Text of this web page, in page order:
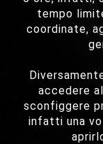
tempo
coordinate,
accedere
sconfiggere
infatti una